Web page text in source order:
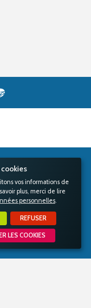
vos informations de
plus, merci de lire
personnelles.
REFUSER
LES COOKIES